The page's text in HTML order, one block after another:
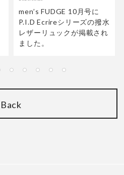
men’s FUDGE 10月号に
P.I.D Ecrireシリーズの撥水
レザーリュックが掲載され
ました。
Back